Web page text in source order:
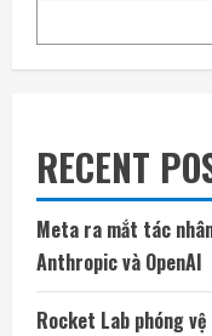
RECENT
Meta ra mắt tác
Anthropic và OpenAI
Rocket Lab phóng